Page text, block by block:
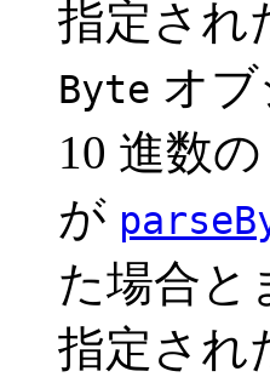
指定され
Byte オ
10 進数の
が
た場合と
指定され